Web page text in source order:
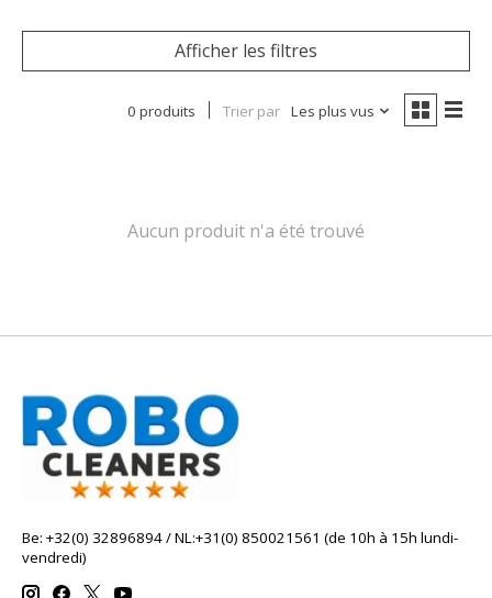
Afficher les filtres
0 produits Trier par Les plus vus
Aucun produit n'a été trouvé
Be: +32(0) 32896894 / NL:+31(0) 850021561 (de 10h à 15h lundi-
vendredi)